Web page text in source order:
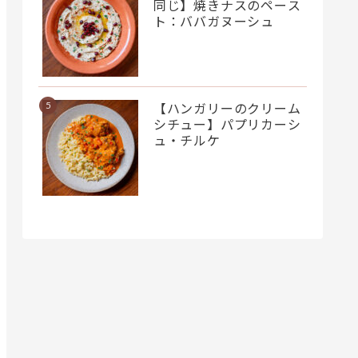
同じ】焼きナスのペース
ト：ババガヌーシュ
【ハンガリーのクリーム
シチュー】パプリカーシ
ュ・チルケ